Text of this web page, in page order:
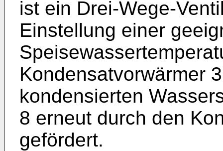
ist ein Drei-Wege-
Einstellung einer
Kondensatvorwärmer
kondensierten
8 erneut durch den
gefördert.